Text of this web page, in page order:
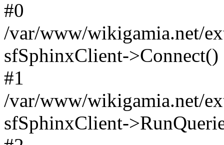
#0
/var/www/wikigamia.net/
sfSphinxClient->Connect()
#1
/var/www/wikigamia.net/
sfSphinxClient-